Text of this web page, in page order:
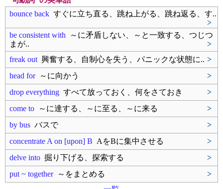
bounce back すぐに立ち直る、跳ね上がる、跳ね返る、す..
>
be consistent with ～に矛盾しない、～と一致する、つじつ
まが..
>
freak out 興奮する、自制心を失う、パニックな状態に.. >
head for～に向かう
>
drop everything すべて放っておく、何をさておき
>
come to ～に達する、～に至る、～に来る
>
by bus バスで
>
concentrate A on [upon] B AをBに集中させる
>
delve into 掘り下げる、探索する
>
put ~ together～をまとめる
>